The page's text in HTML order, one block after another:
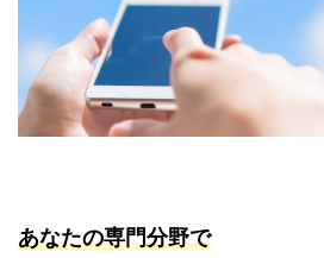
あなたの専門分野で